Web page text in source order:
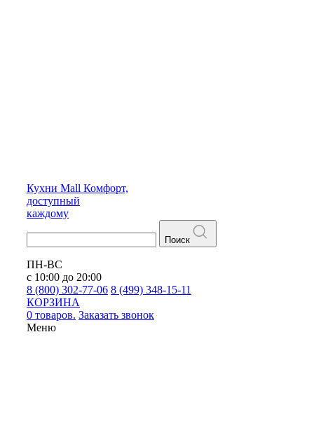
Кухни Mall Комфорт,
доступный
каждому
Поиск
ПН-ВС
с 10:00 до 20:00
8 (800) 302-77-06 8 (499) 348-15-11
КОРЗИНА
0 товаров. Заказать звонок
Меню